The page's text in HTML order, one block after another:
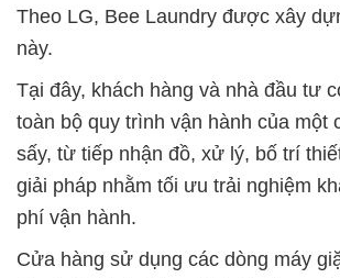
Theo LG, Bee Laundry được xây
này.
Tại đây, khách hàng và nhà đầu tư
toàn bộ quy trình vận hành của một
sấy, từ tiếp nhận đồ, xử lý, bố trí
giải pháp nhằm tối ưu trải nghiệm
phí vận hành.
Cửa hàng sử dụng các dòng máy